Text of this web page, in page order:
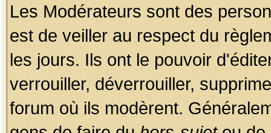
Les Modérateurs sont des
est de veiller au respect du
les jours. Ils ont le pouvoir
verrouiller, déverrouiller,
forum où ils modèrent.